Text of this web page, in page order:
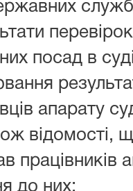
посад в
апарату
відомості,
працівників
до них;